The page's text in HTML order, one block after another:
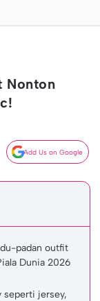
Nonton
Add Us on Google
padan outfit
Dunia 2026
seperti jersey,